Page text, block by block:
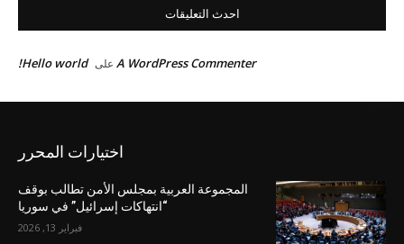
احدث التعليقات
A WordPress Commenter على Hello world!
اختيارات المحرر
المجموعة العربية بمجلس الأمن تطالب بوقف
“انتهاكات إسرائيل” في سوريا
فبراير 13, 2026